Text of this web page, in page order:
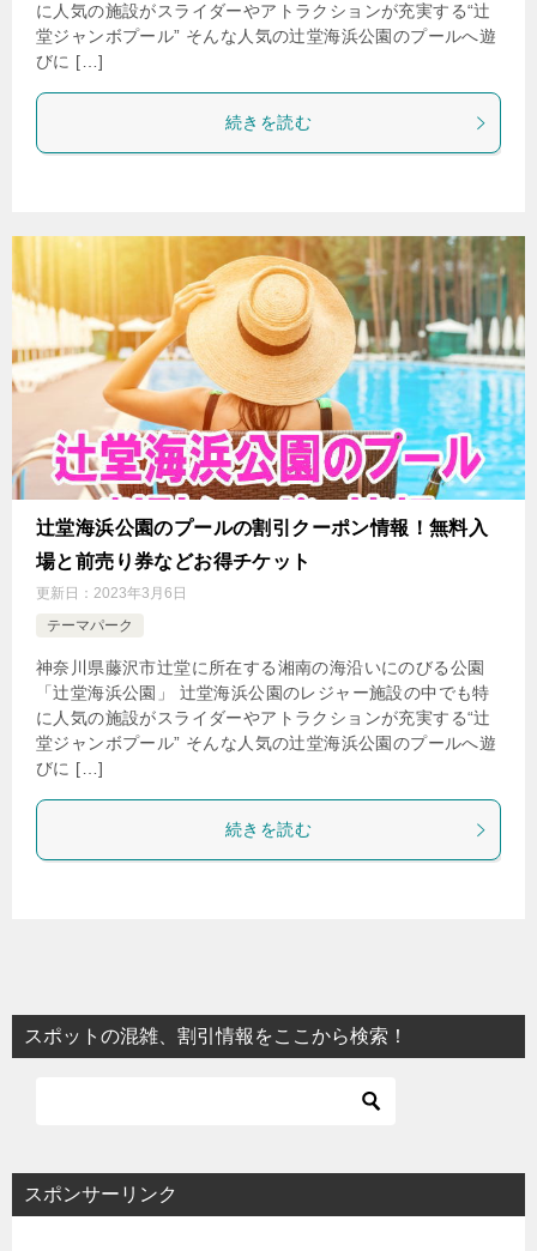
に人気の施設がスライダーやアトラクションが充実する“辻
堂ジャンボプール” そんな人気の辻堂海浜公園のプールへ遊
びに […]
続きを読む
辻堂海浜公園のプールの割引クーポン情報！無料入
場と前売り券などお得チケット
更新日： 2023年3月6日
テーマパーク
神奈川県藤沢市辻堂に所在する湘南の海沿いにのびる公園
「辻堂海浜公園」 辻堂海浜公園のレジャー施設の中でも特
に人気の施設がスライダーやアトラクションが充実する“辻
堂ジャンボプール” そんな人気の辻堂海浜公園のプールへ遊
びに […]
続きを読む
スポットの混雑、割引情報をここから検索！
スポンサーリンク